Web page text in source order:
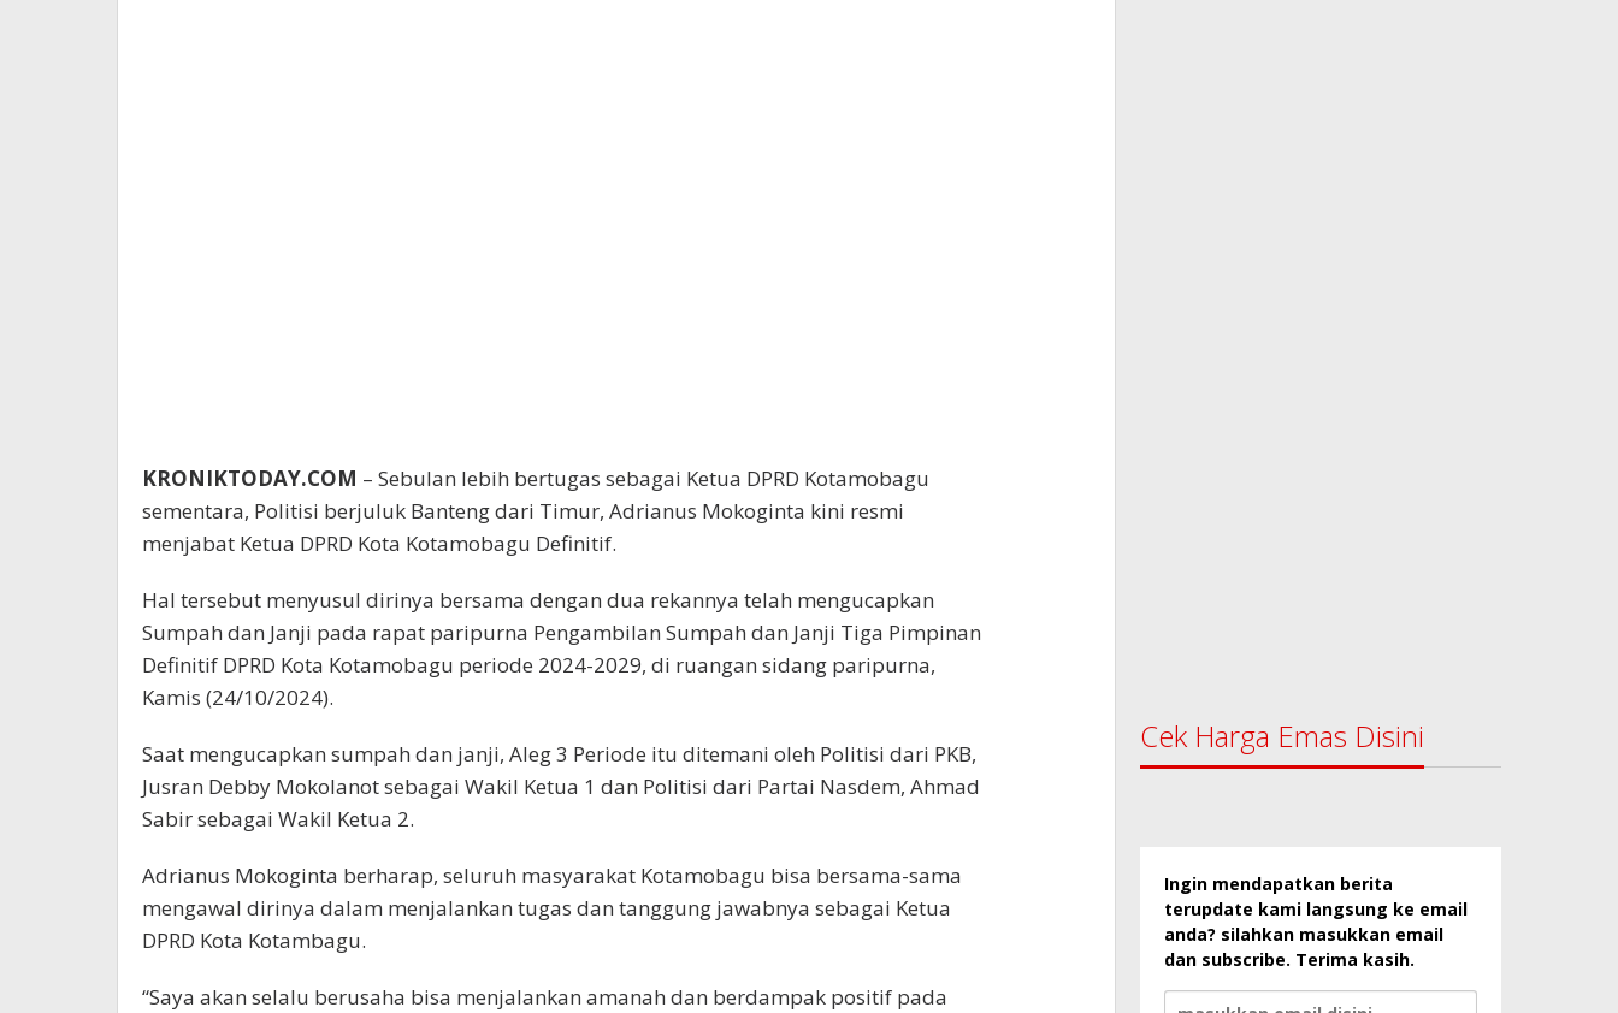
KRONIKTODAY.COM – Sebulan lebih bertugas sebagai Ketua DPRD Kotamobagu
sementara, Politisi berjuluk Banteng dari Timur, Adrianus Mokoginta kini resmi
menjabat Ketua DPRD Kota Kotamobagu Definitif.
Hal tersebut menyusul dirinya bersama dengan dua rekannya telah mengucapkan
Sumpah dan Janji pada rapat paripurna Pengambilan Sumpah dan Janji Tiga Pimpinan
Definitif DPRD Kota Kotamobagu periode 2024-2029, di ruangan sidang paripurna,
Kamis (24/10/2024).
Saat mengucapkan sumpah dan janji, Aleg 3 Periode itu ditemani oleh Politisi dari PKB,
Jusran Debby Mokolanot sebagai Wakil Ketua 1 dan Politisi dari Partai Nasdem, Ahmad
Sabir sebagai Wakil Ketua 2.
Adrianus Mokoginta berharap, seluruh masyarakat Kotamobagu bisa bersama-sama
mengawal dirinya dalam menjalankan tugas dan tanggung jawabnya sebagai Ketua
DPRD Kota Kotambagu.
“Saya akan selalu berusaha bisa menjalankan amanah dan berdampak positif pada
Cek Harga Emas Disini
Ingin mendapatkan berita
terupdate kami langsung ke email
anda? silahkan masukkan email
dan subscribe. Terima kasih.